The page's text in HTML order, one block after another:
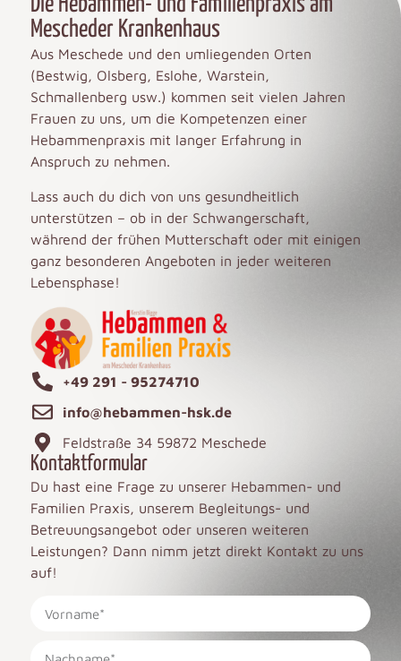
Die Hebammen- und Familienpraxis am
Mescheder Krankenhaus
Aus Meschede und den umliegenden Orten
(Bestwig, Olsberg, Eslohe, Warstein,
Schmallenberg usw.) kommen seit vielen Jahren
Frauen zu uns, um die Kompetenzen einer
Hebammenpraxis mit langer Erfahrung in
Anspruch zu nehmen.
Lass auch du dich von uns gesundheitlich
unterstützen – ob in der Schwangerschaft,
während der frühen Mutterschaft oder mit einigen
ganz besonderen Angeboten in jeder weiteren
Lebensphase!
+49 291 - 95274710
info@hebammen-hsk.de
Feldstraße 34 59872 Meschede
Kontaktformular
Du hast eine Frage zu unserer Hebammen- und
Familien Praxis, unserem Begleitungs- und
Betreuungsangebot oder unseren weiteren
Leistungen? Dann nimm jetzt direkt Kontakt zu uns
auf!